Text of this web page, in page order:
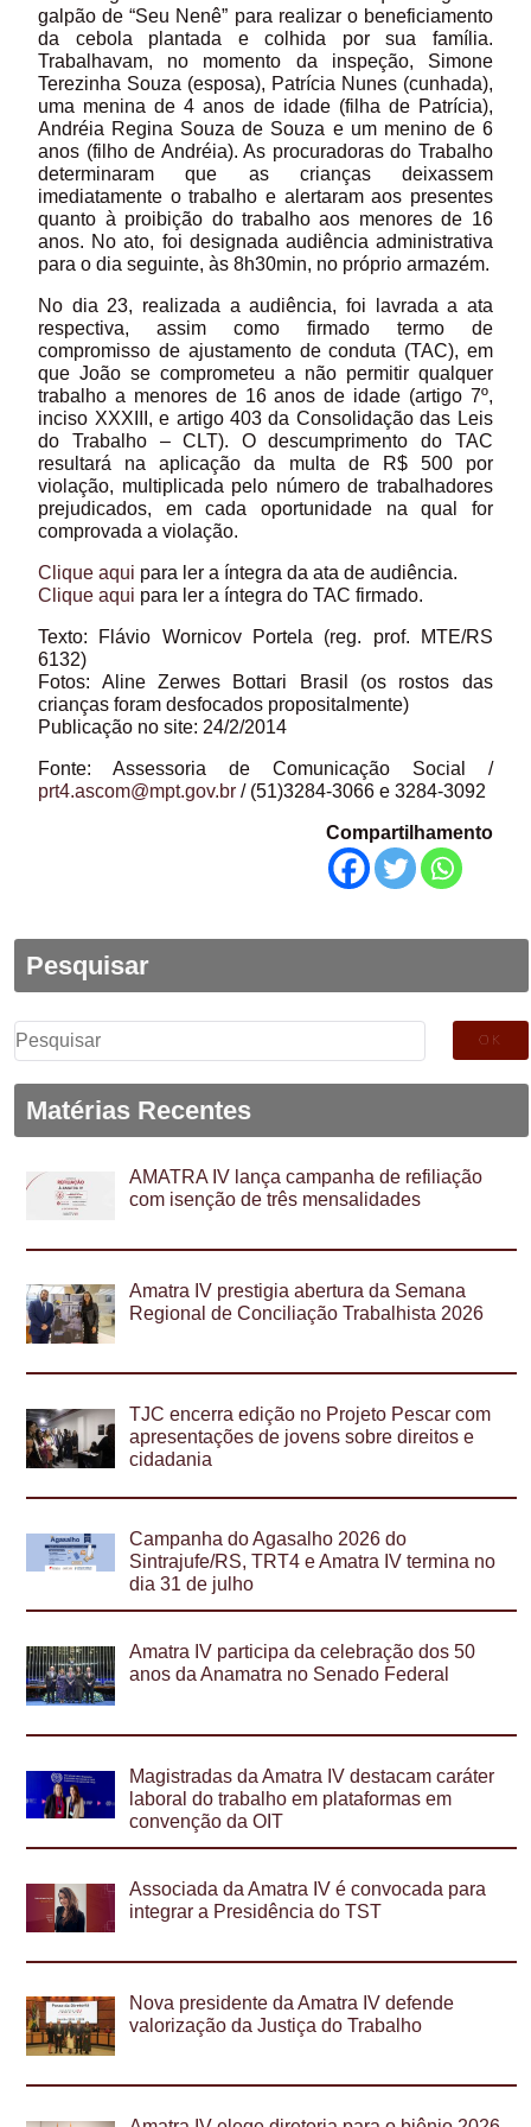
galpão de “Seu Nenê” para realizar o beneficiamento
da cebola plantada e colhida por sua família.
Trabalhavam, no momento da inspeção, Simone
Terezinha Souza (esposa), Patrícia Nunes (cunhada),
uma menina de 4 anos de idade (filha de Patrícia),
Andréia Regina Souza de Souza e um menino de 6
anos (filho de Andréia). As procuradoras do Trabalho
determinaram que as crianças deixassem
imediatamente o trabalho e alertaram aos presentes
quanto à proibição do trabalho aos menores de 16
anos. No ato, foi designada audiência administrativa
para o dia seguinte, às 8h30min, no próprio armazém.
No dia 23, realizada a audiência, foi lavrada a ata
respectiva, assim como firmado termo de
compromisso de ajustamento de conduta (TAC), em
que João se comprometeu a não permitir qualquer
trabalho a menores de 16 anos de idade (artigo 7º,
inciso XXXIII, e artigo 403 da Consolidação das Leis
do Trabalho – CLT). O descumprimento do TAC
resultará na aplicação da multa de R$ 500 por
violação, multiplicada pelo número de trabalhadores
prejudicados, em cada oportunidade na qual for
comprovada a violação.
Clique aqui para ler a íntegra da ata de audiência.
Clique aqui para ler a íntegra do TAC firmado.
Texto: Flávio Wornicov Portela (reg. prof. MTE/RS
6132)
Fotos: Aline Zerwes Bottari Brasil (os rostos das
crianças foram desfocados propositalmente)
Publicação no site: 24/2/2014
Fonte: Assessoria de Comunicação Social /
prt4.ascom@mpt.gov.br / (51)3284-3066 e 3284-3092
Compartilhamento
Pesquisar
Pesquisar
por:
Matérias Recentes
AMATRA IV lança campanha de refiliação
com isenção de três mensalidades
Amatra IV prestigia abertura da Semana
Regional de Conciliação Trabalhista 2026
TJC encerra edição no Projeto Pescar com
apresentações de jovens sobre direitos e
cidadania
Campanha do Agasalho 2026 do
Sintrajufe/RS, TRT4 e Amatra IV termina no
dia 31 de julho
Amatra IV participa da celebração dos 50
anos da Anamatra no Senado Federal
Magistradas da Amatra IV destacam caráter
laboral do trabalho em plataformas em
convenção da OIT
Associada da Amatra IV é convocada para
integrar a Presidência do TST
Nova presidente da Amatra IV defende
valorização da Justiça do Trabalho